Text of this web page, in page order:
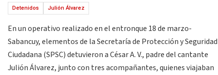
Detenidos Julión Álvarez
En un operativo realizado en el entronque 18 de marzo-
Sabancuy, elementos de la Secretaría de Protección y Seguridad
Ciudadana (SPSC) detuvieron a César A. V., padre del cantante
Julión Álvarez, junto con tres acompañantes, quienes viajaban